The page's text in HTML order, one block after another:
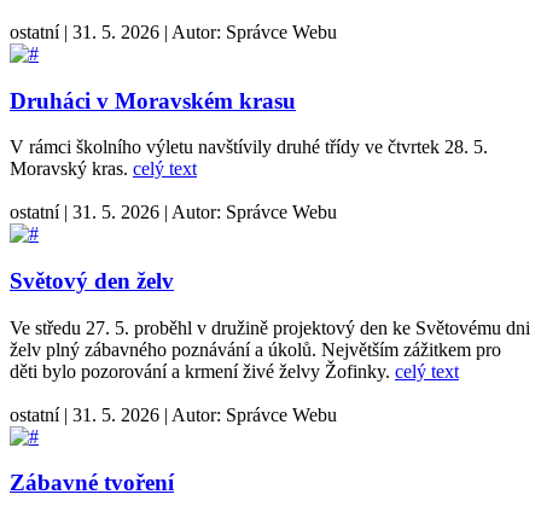
ostatní | 31. 5. 2026 | Autor: Správce Webu
Druháci v Moravském krasu
V rámci školního výletu navštívily druhé třídy ve čtvrtek 28. 5.
Moravský kras. celý text
ostatní | 31. 5. 2026 | Autor: Správce Webu
Světový den želv
Ve středu 27. 5. proběhl v družině projektový den ke Světovému dni
želv plný zábavného poznávání a úkolů. Největším zážitkem pro
děti bylo pozorování a krmení živé želvy Žofinky. celý text
ostatní | 31. 5. 2026 | Autor: Správce Webu
Zábavné tvoření